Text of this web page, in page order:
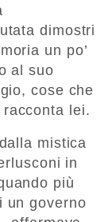
dimostri
un po’
al suo
cose che
lei.
mistica
in
più
un governo